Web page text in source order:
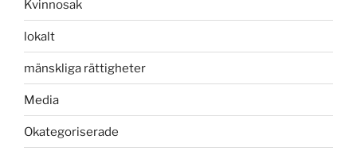
Kvinnosak
lokalt
mänskliga rättigheter
Media
Okategoriserade